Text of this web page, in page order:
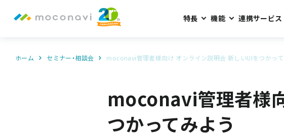
特長 機能 連携サービス
ホーム セミナー・相談会 moconavi管理者様向け オンライン説明会 新しいUIをつかって
moconavi管理者様
つかってみよう